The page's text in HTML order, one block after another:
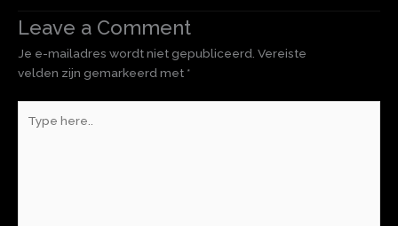
Leave a Comment
Je e-mailadres wordt niet gepubliceerd. Vereiste
velden zijn gemarkeerd met *
here..